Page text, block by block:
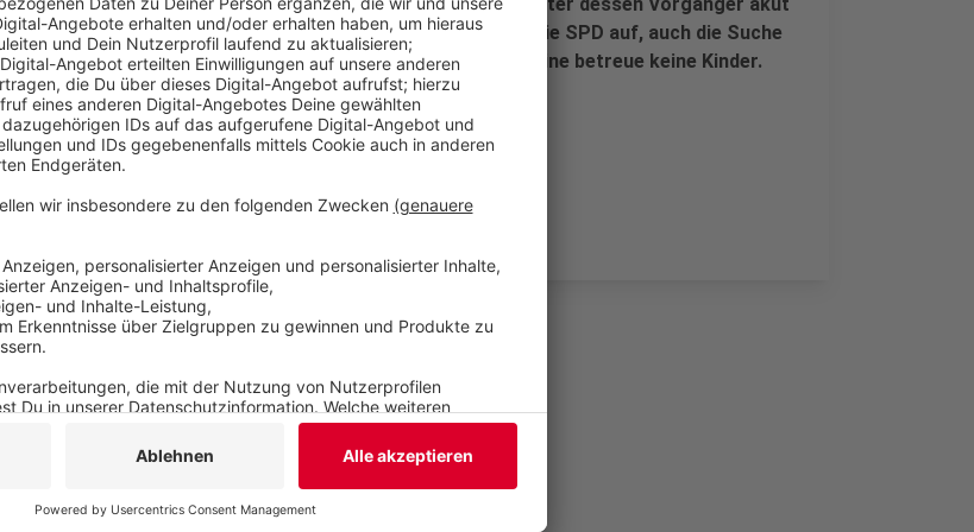
gewesen. Außerdem ruft Fraktionschef Paul Yves Ramette die SPD auf, auch die Suche
nach mehr Personal für die Kitas zu unterstützen. Beton alleine betreue keine Kinder.
Veröffentlicht:Freitag, 28.05.2021 16:34
Anzeige